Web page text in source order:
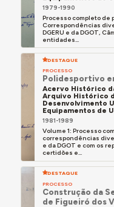
1979-1990
Processo completo de
Correspondências
DGERU e da DGOT,
entidades...
DESTAQUE
PROCESSO
Polidesportivo
Acervo Histórico
Arquivo Histórico
Desenvolvimento
Equipamentos de
1981-1989
Volume 1: Processo
correspondências
e da DGOT e com os
certidões e...
DESTAQUE
PROCESSO
Construção da
de Figueiró dos